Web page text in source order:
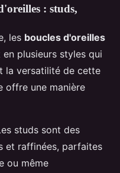
: studs,
les boucles d'oreilles
en plusieurs styles qui
la versatilité de cette
offre une manière
studs sont des
et raffinées, parfaites
ou même